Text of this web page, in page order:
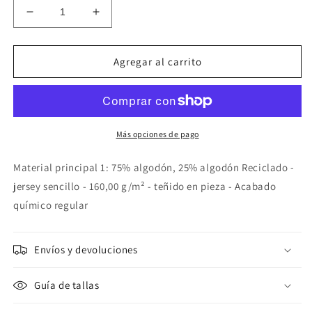
Reducir
cantidad
para
MANGA
GRAPHICS
(3
Aumentar
cantidad
para
CAMISETA
MANGA
PUMA
GRAPHICS
MULTIPLE
(3
COLORES)
Agregar al carrito
Más opciones de pago
Material principal 1: 75% algodón, 25% algodón Reciclado -
jersey sencillo - 160,00 g/m² - teñido en pieza - Acabado
químico regular
Envíos y devoluciones
Guía de tallas